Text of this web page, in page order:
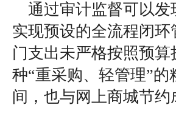
通过审计监督可以
实现预设的全流程闭
门支出未严格按照预
种“重采购、轻管理”
间，也与网上商城节